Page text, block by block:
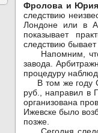
Фролова и
следствию
Лондоне или в
показывает
следствию
Напомним, что
завода.
процедуру
В том же году
руб., направил в
организована
Ижевске было
позже.